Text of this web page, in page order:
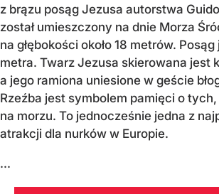
z brązu posąg Jezusa autorstwa
został umieszczony na dnie Morza
na głębokości około 18 metrów.
metra. Twarz Jezusa skierowana jest
a jego ramiona uniesione w geście
Rzeźba jest symbolem pamięci o
na morzu. To jednocześnie jedna z
atrakcji dla nurków w Europie.
...